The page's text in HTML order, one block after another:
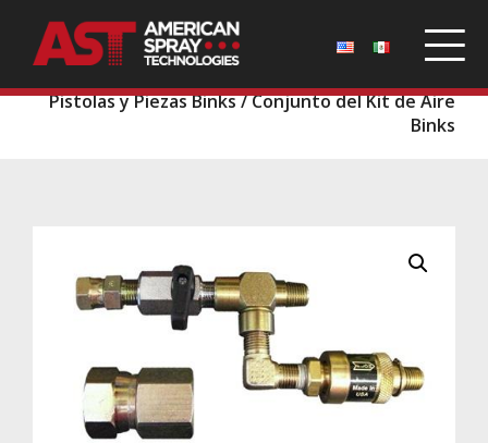
Pistolas y Piezas Binks/ Conjunto del Kit de Aire
Binks